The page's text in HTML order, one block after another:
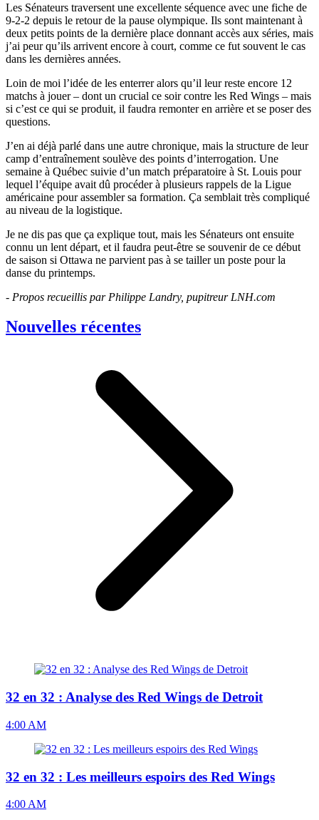
Les Sénateurs traversent une excellente séquence avec une fiche de
9-2-2 depuis le retour de la pause olympique. Ils sont maintenant à
deux petits points de la dernière place donnant accès aux séries, mais
j’ai peur qu’ils arrivent encore à court, comme ce fut souvent le cas
dans les dernières années.
Loin de moi l’idée de les enterrer alors qu’il leur reste encore 12
matchs à jouer – dont un crucial ce soir contre les Red Wings – mais
si c’est ce qui se produit, il faudra remonter en arrière et se poser des
questions.
J’en ai déjà parlé dans une autre chronique, mais la structure de leur
camp d’entraînement soulève des points d’interrogation. Une
semaine à Québec suivie d’un match préparatoire à St. Louis pour
lequel l’équipe avait dû procéder à plusieurs rappels de la Ligue
américaine pour assembler sa formation. Ça semblait très compliqué
au niveau de la logistique.
Je ne dis pas que ça explique tout, mais les Sénateurs ont ensuite
connu un lent départ, et il faudra peut-être se souvenir de ce début
de saison si Ottawa ne parvient pas à se tailler un poste pour la
danse du printemps.
- Propos recueillis par Philippe Landry, pupitreur LNH.com
Nouvelles récentes
32 en 32 : Analyse des Red Wings de Detroit
4:00 AM
32 en 32 : Les meilleurs espoirs des Red Wings
4:00 AM